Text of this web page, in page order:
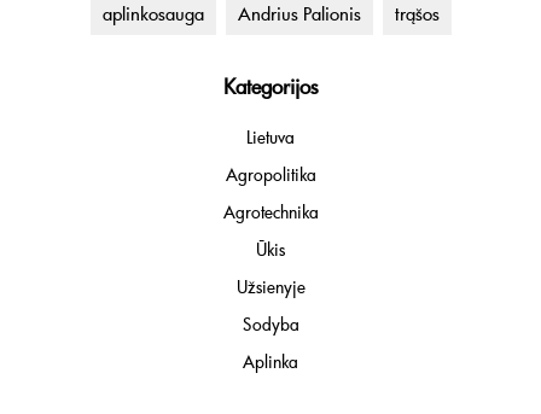
aplinkosauga Andrius Palionis trąšos
Kategorijos
Lietuva
Agropolitika
Agrotechnika
Ūkis
Užsienyje
Sodyba
Aplinka